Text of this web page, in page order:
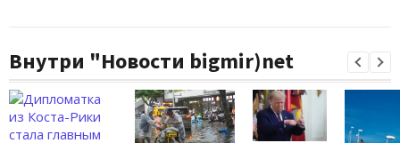
Внутри "Новости bigmir)net